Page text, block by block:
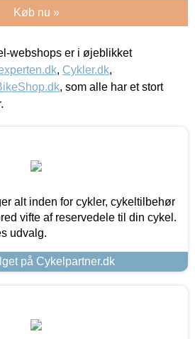
Køb nu »
webshops er i øjeblikket
, Cykler.dk,
, som alle har et stort
alt inden for cykler, cykeltilbehør
vifte af reservedele til din cykel.
udvalg.
på Cykelpartner.dk